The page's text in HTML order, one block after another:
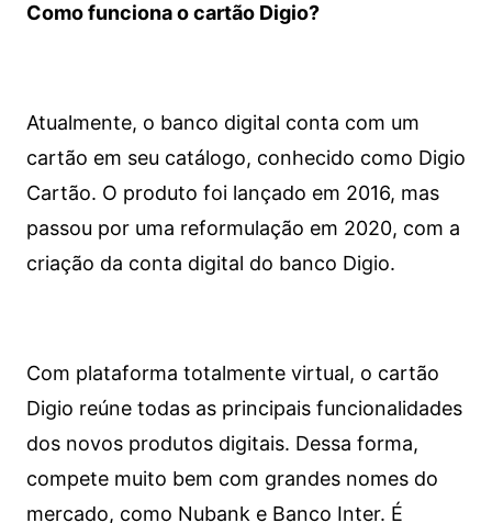
Como funciona o cartão Digio?
Atualmente, o banco digital conta com um
cartão em seu catálogo, conhecido como Digio
Cartão. O produto foi lançado em 2016, mas
passou por uma reformulação em 2020, com a
criação da conta digital do banco Digio.
Com plataforma totalmente virtual, o cartão
Digio reúne todas as principais funcionalidades
dos novos produtos digitais. Dessa forma,
compete muito bem com grandes nomes do
mercado, como Nubank e Banco Inter. É